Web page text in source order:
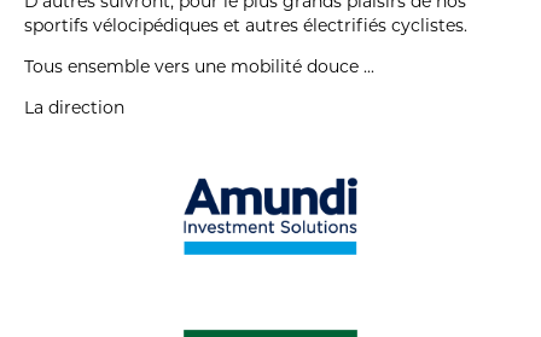
sportifs vélocipédiques et autres électrifiés cyclistes.
Tous ensemble vers une mobilité douce ...
La direction